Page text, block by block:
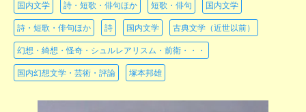
国内文学 詩・短歌・俳句ほか 短歌・俳句 国内文学
詩・短歌・俳句ほか 詩 国内文学 古典文学（近世以前）
幻想・綺想・怪奇・シュルレアリスム・前衛・・・
国内幻想文学・芸術・評論 塚本邦雄